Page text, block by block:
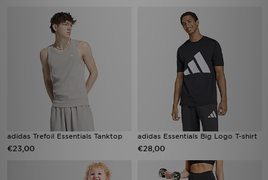
adidas Trefoil Essentials Tanktop
€23,00
adidas Essentials Big Logo T-shirt
€28,00